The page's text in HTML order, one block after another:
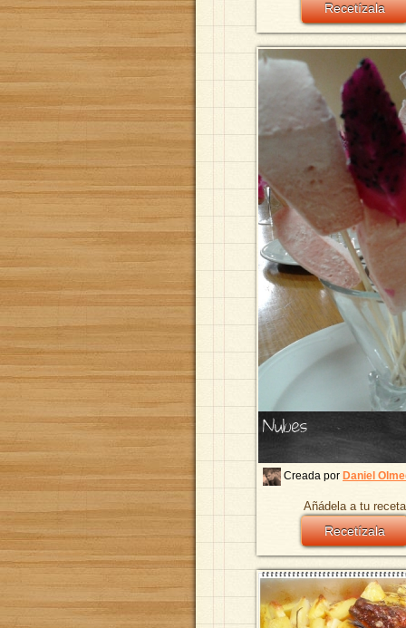
Recetízala
Nubes
Creada por Daniel
Añádela a tu
Recetízala